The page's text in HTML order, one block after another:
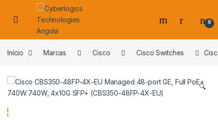
Skip to navigation
Skip to content
0
Início Marcas Cisco Cisco Switches
🔍